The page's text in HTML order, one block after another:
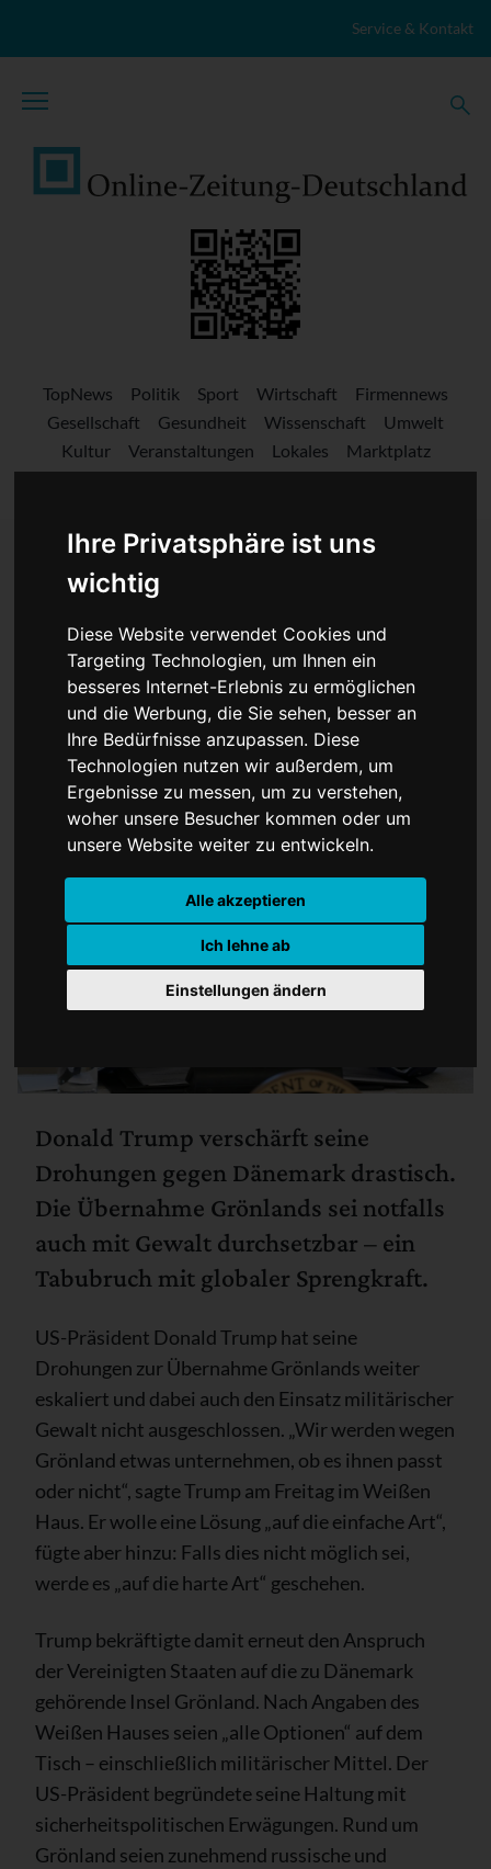
Ihre Privatsphäre ist uns
wichtig
Diese Website verwendet Cookies und
Targeting Technologien, um Ihnen ein
besseres Internet-Erlebnis zu ermöglichen
und die Werbung, die Sie sehen, besser an
Ihre Bedürfnisse anzupassen. Diese
Technologien nutzen wir außerdem, um
Ergebnisse zu messen, um zu verstehen,
woher unsere Besucher kommen oder um
unsere Website weiter zu entwickeln.
Alle akzeptieren
Ich lehne ab
Einstellungen ändern
Service & Kontakt
TopNews Politik Sport Wirtschaft
Firmennews
Gesellschaft
Gesundheit Wissenschaft
Umwelt
Kultur
Veranstaltungen Lokales
Marktplatz
Stellenangebote
Auf die „Einfache oder
harte Art“ droht Trump
mit Übernahme
Grönlands
Donald Trump verschärft seine
Drohungen gegen Dänemark drastisch.
Die Übernahme Grönlands sei notfalls
auch mit Gewalt durchsetzbar – ein
Tabubruch mit globaler Sprengkraft.
US-Präsident Donald Trump hat seine
Drohungen zur Übernahme Grönlands weiter
eskaliert und dabei auch den Einsatz militärischer
Gewalt nicht ausgeschlossen. „Wir werden wegen
Grönland etwas unternehmen, ob es ihnen passt
oder nicht“, sagte Trump am Freitag im Weißen
Haus. Er wolle eine Lösung „auf die einfache Art“,
fügte aber hinzu: Falls dies nicht möglich sei,
werde es „auf die harte Art“ geschehen.
Trump bekräftigte damit erneut den Anspruch
der Vereinigten Staaten auf die zu Dänemark
gehörende Insel Grönland. Nach Angaben des
Weißen Hauses seien „alle Optionen“ auf dem
Tisch – einschließlich militärischer Mittel. Der
US-Präsident begründete seine Haltung mit
sicherheitspolitischen Erwägungen. Rund um
Grönland seien zunehmend russische und